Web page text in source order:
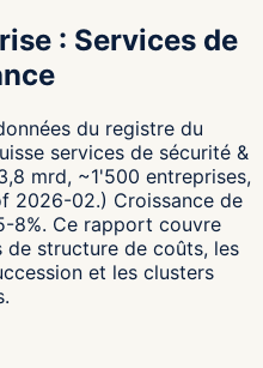
: Services de
du registre du
services de sécurité &
mrd, ~1'500 entreprises,
2026-02.) Croissance de
8%. Ce rapport couvre
de structure de coûts, les
et les clusters